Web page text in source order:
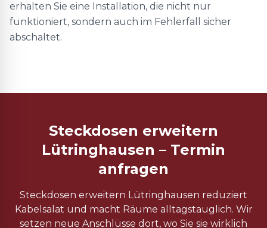
erhalten Sie eine Installation, die nicht nur
funktioniert, sondern auch im Fehlerfall sicher
abschaltet.
Steckdosen erweitern
Lütringhausen – Termin
anfragen
Steckdosen erweitern Lütringhausen reduziert
Kabelsalat und macht Räume alltagstauglich. Wir
setzen neue Anschlüsse dort, wo Sie sie wirklich